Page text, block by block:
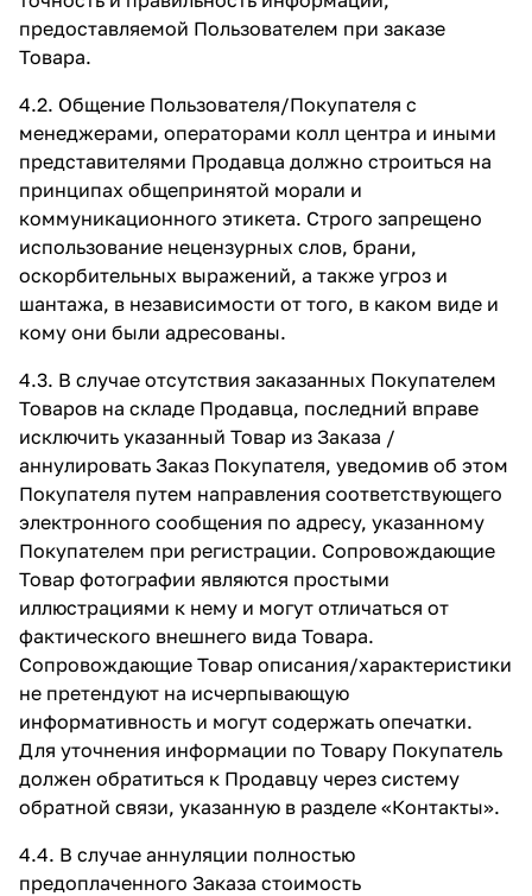
предоставляемой Пользователем при заказе
Товара.
4.2. Общение Пользователя/Покупателя с
менеджерами, операторами колл центра и иными
представителями Продавца должно строиться на
принципах общепринятой морали и
коммуникационного этикета. Строго запрещено
использование нецензурных слов, брани,
оскорбительных выражений, а также угроз и
шантажа, в независимости от того, в каком виде и
кому они были адресованы.
4.3. В случае отсутствия заказанных Покупателем
Товаров на складе Продавца, последний вправе
исключить указанный Товар из Заказа /
аннулировать Заказ Покупателя, уведомив об этом
Покупателя путем направления соответствующего
электронного сообщения по адресу, указанному
Покупателем при регистрации. Сопровождающие
Товар фотографии являются простыми
иллюстрациями к нему и могут отличаться от
фактического внешнего вида Товара.
Сопровождающие Товар описания/характеристики
не претендуют на исчерпывающую
информативность и могут содержать опечатки.
Для уточнения информации по Товару Покупатель
должен обратиться к Продавцу через систему
обратной связи, указанную в разделе «Контакты».
4.4. В случае аннуляции полностью
предоплаченного Заказа стоимость